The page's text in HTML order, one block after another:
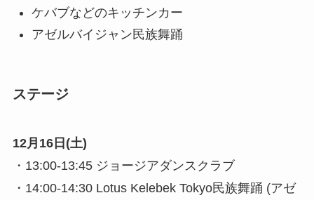
ケバブなどのキッチンカー
アゼルバイジャン民族舞踊
ステージ
12月16日(土)
・13:00-13:45 ジョージアダンスクラブ
・14:00-14:30 Lotus Kelebek Tokyo民族舞踊 (アゼ